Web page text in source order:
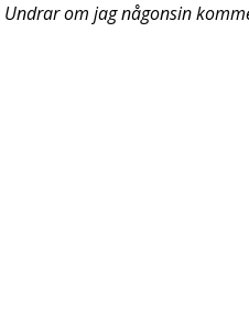
Undrar om jag någonsin